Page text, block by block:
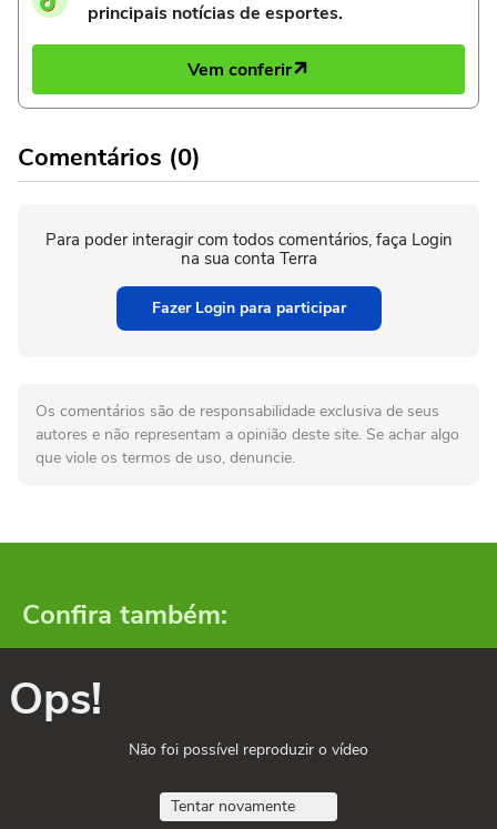
principais notícias de esportes.
Vem conferir
Comentários (0)
Para poder interagir com todos comentários, faça Login
na sua conta Terra
Fazer Login para participar
Os comentários são de responsabilidade exclusiva de seus
autores e não representam a opinião deste site. Se achar algo
que viole os termos de uso, denuncie.
Confira também:
Ops!
Não foi possível reproduzir o vídeo
Tentar novamente